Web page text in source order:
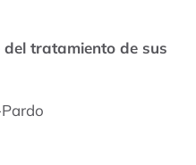
del tratamiento de sus